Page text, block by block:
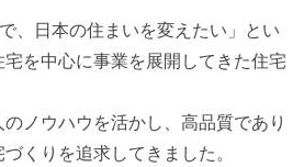
、日本の住まいを変えたい」とい
を中心に事業を展開してきた住宅
ノウハウを活かし、高品質であり
くりを追求してきました。